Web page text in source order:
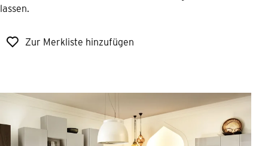
lassen.
Zur Merkliste hinzufügen